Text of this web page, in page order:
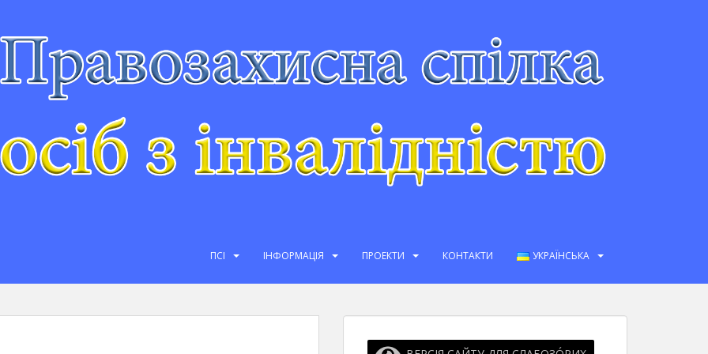
ПСІ ІНФОРМАЦІЯ ПРОЕКТИ КОНТАКТИ УКРАЇНСЬКА